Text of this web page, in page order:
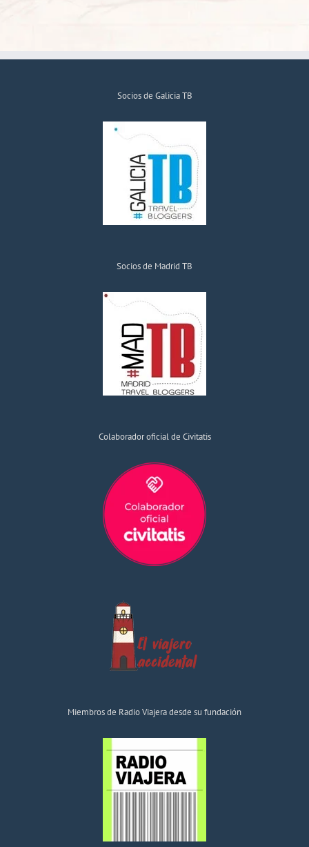
Socios de Galicia TB
Socios de Madrid TB
Colaborador oficial de Civitatis
Miembros de Radio Viajera desde su fundación